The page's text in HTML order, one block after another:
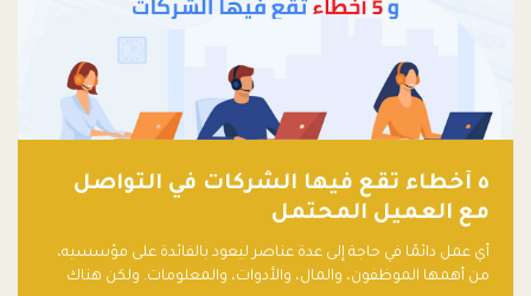
٥ أخطاء تقع فيها الشركات في التواصل
مع العميل المحتمل
أي عمل دائمًا في حاجة إلى عدة عناصر ليعود بالفائدة على مؤسسيه،
من أهمها الموظفون، والمال، والأدوات، والمعلومات. ولكن هناك